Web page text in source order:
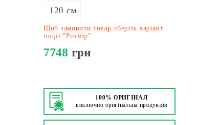
120 см
Щоб замовити товар оберіть варіант
опції "Розмір"
7748 грн
100% ОРИГІНАЛ
виключно оригінальна продукція